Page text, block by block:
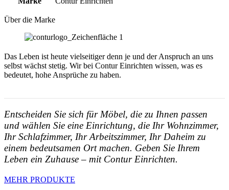
Über die Marke
Das Leben ist heute vielseitiger denn je und der Anspruch an uns
selbst wächst stetig. Wir bei Contur Einrichten wissen, was es
bedeutet, hohe Ansprüche zu haben.
Entscheiden Sie sich für Möbel, die zu Ihnen passen
und wählen Sie eine Einrichtung, die Ihr Wohnzimmer,
Ihr Schlafzimmer, Ihr Arbeitszimmer, Ihr Daheim zu
einem bedeutsamen Ort machen. Geben Sie Ihrem
Leben ein Zuhause – mit Contur Einrichten.
MEHR PRODUKTE